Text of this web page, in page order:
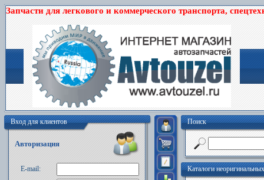
Запчасти для легкового и коммерческого транспорта,
Вход для клиентов
Авторизация
E-mail:
Поиск
Каталоги